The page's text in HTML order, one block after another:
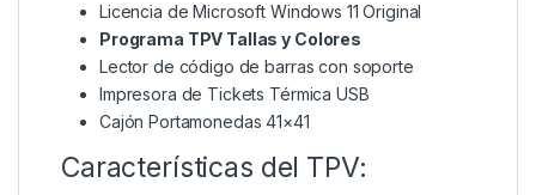
Licencia de Microsoft Windows 11 Original
Programa TPV Tallas y Colores
Lector de código de barras con soporte
Impresora de Tickets Térmica USB
Cajón Portamonedas 41×41
Características del TPV: